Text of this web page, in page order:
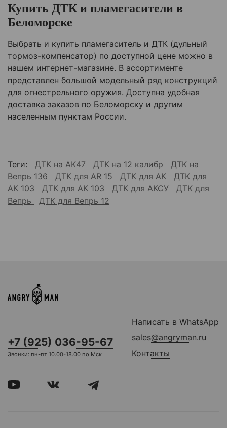
Купить ДТК и пламегасители в
Беломорске
Выбрать и купить пламегаситель и ДТК (дульный
тормоз-компенсатор) по доступной цене можно в
нашем интернет-магазине. В ассортименте
представлен большой модельный ряд конструкций
для огнестрельного оружия. Доступна удобная
доставка заказов по Беломорску и другим
населенным пунктам России.
Теги: ДТК на АК47 ДТК на 12 калибр
ДТК на
Вепрь 136
ДТК для AR 15 ДТК для АК
ДТК для
АК 103
ДТК для АК 103 ДТК для АКСУ
ДТК для
Вепрь
ДТК для Вепрь 12
+7 (925) 036-95-67
Звонки: пн-пт 10.00-18.00 по Мск
Написать в WhatsApp
sales@angryman.ru
Контакты